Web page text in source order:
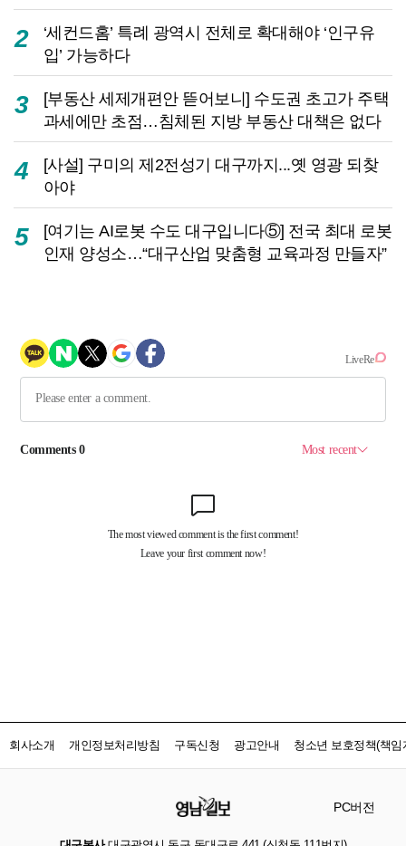
2
‘세컨드홈’ 특례 광역시 전체로 확대해야 ‘인구유
입’ 가능하다
3
[부동산 세제개편안 뜯어보니] 수도권 초고가 주택
과세에만 초점…침체된 지방 부동산 대책은 없다
4
[사설] 구미의 제2전성기 대구까지...옛 영광 되찾
아야
5
[여기는 AI로봇 수도 대구입니다⑤] 전국 최대 로봇
인재 양성소…“대구산업 맞춤형 교육과정 만들자”
회사소개 개인정보처리방침 구독신청 광고안내 청소년 보호정책(책임
PC버전